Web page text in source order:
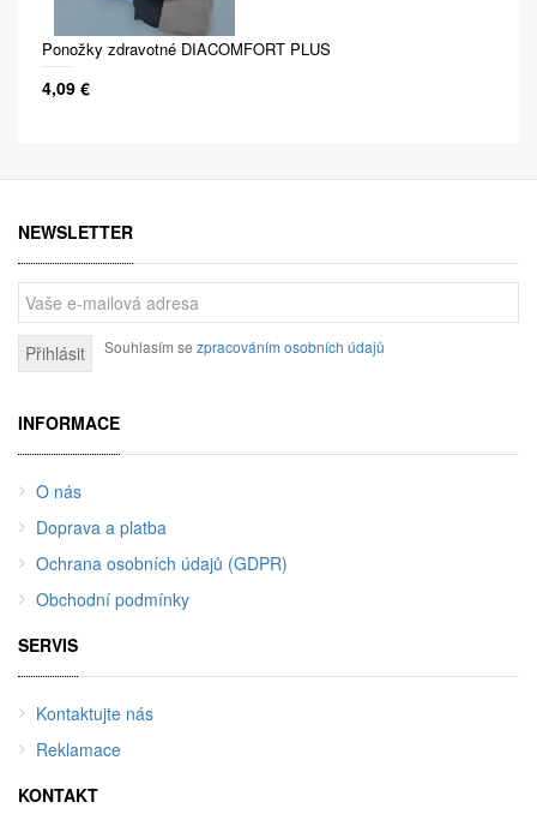
Ponožky zdravotné DIACOMFORT PLUS
4,09 €
NEWSLETTER
Přihlásit Souhlasím se zpracováním osobních údajů
INFORMACE
O nás
Doprava a platba
Ochrana osobních údajů (GDPR)
Obchodní podmínky
SERVIS
Kontaktujte nás
Reklamace
KONTAKT